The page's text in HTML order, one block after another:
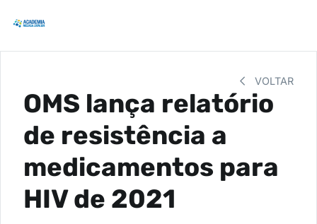
VOLTAR
OMS lança relatório
de resistência a
medicamentos para
HIV de 2021